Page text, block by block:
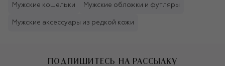
Мужские кошельки Мужские обложки и футляры
Мужские аксессуары из редкой кожи
ПОДПИШИТЕСЬ НА РАССЫЛКУ